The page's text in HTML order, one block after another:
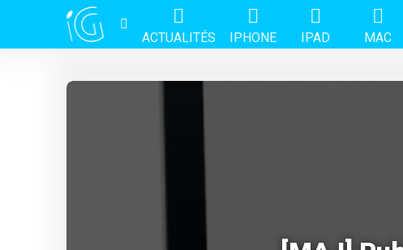
ACTUALITÉS IPHONE IPAD MAC